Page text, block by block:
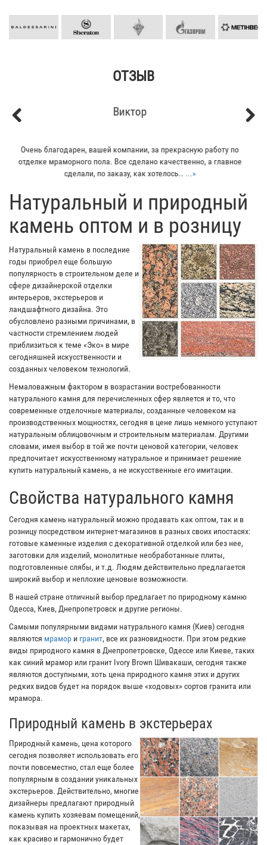
ОТЗЫВ
Кирилл
Мой отец заказывал плитку из гранита для своего дома. Больше
всего понравилось - индивидуальный подход к клиенту. Отец
остался очень доволен......»
​Натуральный и природный
камень оптом и в розницу
Натуральный камень в последние
годы приобрел еще большую
популярность в строительном деле и
сфере дизайнерской отделки
интерьеров, экстерьеров и
ландшафтного дизайна. Это
обусловлено разными причинами, в
частности стремлением людей
приблизиться к теме «Эко» в мире
сегодняшней искусственности и
созданных человеком технологий.
Немаловажным фактором в возрастании востребованности
натурального камня для перечисленных сфер является и то, что
современные отделочные материалы, созданные человеком на
производственных мощностях, сегодня в цене лишь немного уступают
натуральным облицовочным и строительным материалам. Другими
словами, имея выбор в той же почти ценовой категории, человек
предпочитает искусственному натуральное и принимает решение
купить натуральный камень, а не искусственные его имитации.
Свойства натурального камня
Сегодня камень натуральный можно продавать как оптом, так и в
розницу посредством интернет-магазинов в разных своих ипостасях:
готовые каменные изделия с декоративной отделкой или без нее,
заготовки для изделий, монолитные необработанные плиты,
подготовленные слябы, и т.д. Людям действительно предлагается
широкий выбор и неплохие ценовые возможности.
В нашей стране отличный выбор предлагает по природному камню
Одесса, Киев, Днепропетровск и другие регионы.
Самыми популярными видами натурального камня (Киев) сегодня
являются мрамор и гранит, все их разновидности. При этом редкие
виды природного камня в Днепропетровске, Одессе или Киеве, таких
как синий мрамор или гранит Ivory Brown Шивакаши, сегодня также
являются доступными, хоть цена природного камня этих и других
редких видов будет на порядок выше «ходовых» сортов гранита или
мрамора.
Природный камень в экстерьерах
Природный камень, цена которого
сегодня позволяет использовать его
почти повсеместно, стал еще более
популярным в создании уникальных
экстерьеров. Действительно, многие
дизайнеры предлагают природный
камень купить хозяевам помещений,
показывая на проектных макетах,
как красиво и гармонично будет